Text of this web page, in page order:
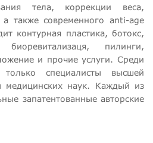
тела, коррекции веса,
а также современного anti-age
контурная пластика, ботокс,
пилинги,
и прочие услуги. Среди
специалисты высшей
медицинских наук. Каждый из
запатентованные авторские